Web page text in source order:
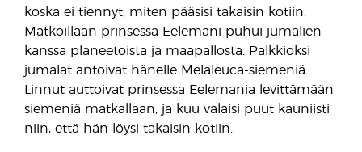
koska ei tiennyt, miten pääsisi takaisin kotiin.
Matkoillaan prinsessa Eelemani puhui jumalien
kanssa planeetoista ja maapallosta. Palkkioksi
jumalat antoivat hänelle Melaleuca-siemeniä.
Linnut auttoivat prinsessa Eelemania levittämään
siemeniä matkallaan, ja kuu valaisi puut kauniisti
niin, että hän löysi takaisin kotiin.